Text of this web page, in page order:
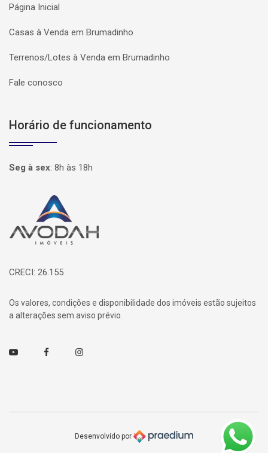
Página Inicial
Casas à Venda em Brumadinho
Terrenos/Lotes à Venda em Brumadinho
Fale conosco
Horário de funcionamento
Seg à sex: 8h às 18h
Página inicial
CRECI: 26.155
Os valores, condições e disponibilidade dos imóveis estão sujeitos
a alterações sem aviso prévio.
Youtube FacebookInstagram
Desenvolvido por